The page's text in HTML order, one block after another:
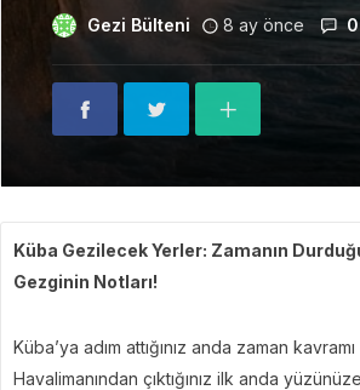
Gezi Bülteni 8 ay önce 0
Küba Gezilecek Yerler: Zamanın
Gezginin Notları!
Küba’ya adım attığınız anda zaman
Havalimanından çıktığınız ilk anda